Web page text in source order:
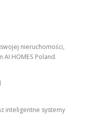
nieruchomości,
HOMES Poland.
inteligentne systemy